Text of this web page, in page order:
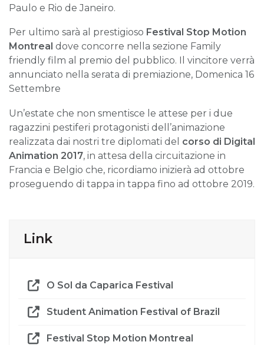
Paulo e Rio de Janeiro.
Per ultimo sarà al prestigioso Festival Stop Motion
Montreal dove concorre nella sezione Family
friendly film al premio del pubblico. Il vincitore verrà
annunciato nella serata di premiazione, Domenica 16
Settembre
Un’estate che non smentisce le attese per i due
ragazzini pestiferi protagonisti dell’animazione
realizzata dai nostri tre diplomati del corso di Digital
Animation 2017, in attesa della circuitazione in
Francia e Belgio che, ricordiamo inizierà ad ottobre
proseguendo di tappa in tappa fino ad ottobre 2019.
Link
O Sol da Caparica Festival
Student Animation Festival of Brazil
Festival Stop Motion Montreal